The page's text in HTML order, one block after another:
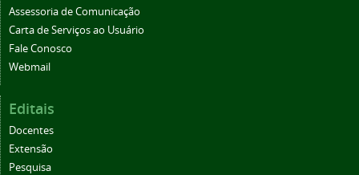
Assessoria de Comunicação
Carta de Serviços ao Usuário
Fale Conosco
Webmail
Editais
Docentes
Extensão
Pesquisa